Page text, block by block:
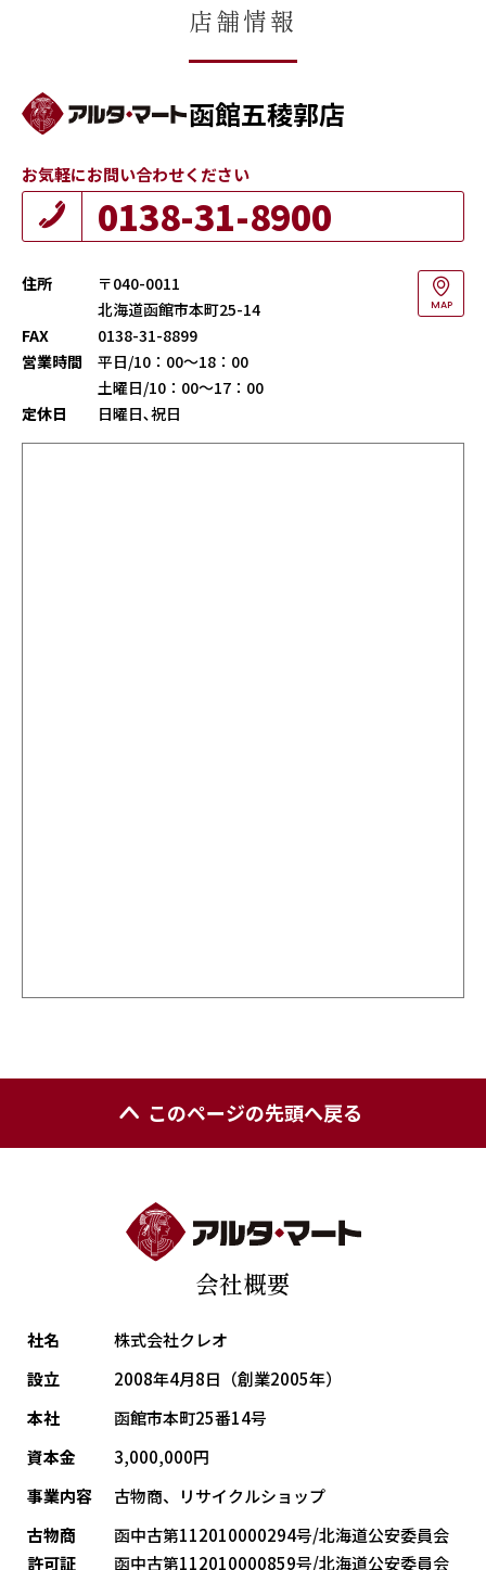
店舗情報
函館五稜郭店
お気軽にお問い合わせください
0138-31-8900
住所
〒040-0011
北海道函館市本町25-14
MAP
FAX
0138-31-8899
営業時間
平日/10：00～18：00
土曜日/10：00～17：00
定休日
日曜日､祝日
このページの先頭へ戻る
会社概要
社名
株式会社クレオ
設立
2008年4月8日（創業2005年）
本社
函館市本町25番14号
資本金
3,000,000円
事業内容
古物商、リサイクルショップ
古物商
許可証
函中古第112010000294号/北海道公安委員会
函中古第112010000859号/北海道公安委員会